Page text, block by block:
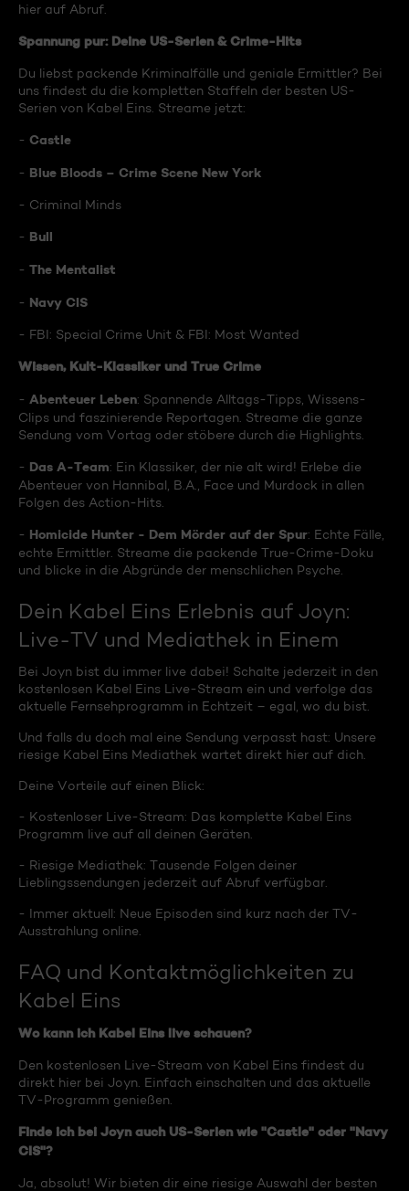
hier auf Abruf.
Spannung pur: Deine US-Serien & Crime-Hits
Du liebst packende Kriminalfälle und geniale Ermittler? Bei
uns findest du die kompletten Staffeln der besten US-
Serien von Kabel Eins. Streame jetzt:
- Castle
- Blue Bloods – Crime Scene New York
- Criminal Minds
- Bull
- The Mentalist
- Navy CIS
- FBI: Special Crime Unit & FBI: Most Wanted
Wissen, Kult-Klassiker und True Crime
- Abenteuer Leben: Spannende Alltags-Tipps, Wissens-
Clips und faszinierende Reportagen. Streame die ganze
Sendung vom Vortag oder stöbere durch die Highlights.
- Das A-Team: Ein Klassiker, der nie alt wird! Erlebe die
Abenteuer von Hannibal, B.A., Face und Murdock in allen
Folgen des Action-Hits.
- Homicide Hunter - Dem Mörder auf der Spur: Echte Fälle,
echte Ermittler. Streame die packende True-Crime-Doku
und blicke in die Abgründe der menschlichen Psyche.
Dein Kabel Eins Erlebnis auf Joyn:
Live-TV und Mediathek in Einem
Bei Joyn bist du immer live dabei! Schalte jederzeit in den
kostenlosen Kabel Eins Live-Stream ein und verfolge das
aktuelle Fernsehprogramm in Echtzeit – egal, wo du bist.
Und falls du doch mal eine Sendung verpasst hast: Unsere
riesige Kabel Eins Mediathek wartet direkt hier auf dich.
Deine Vorteile auf einen Blick:
- Kostenloser Live-Stream: Das komplette Kabel Eins
Programm live auf all deinen Geräten.
- Riesige Mediathek: Tausende Folgen deiner
Lieblingssendungen jederzeit auf Abruf verfügbar.
- Immer aktuell: Neue Episoden sind kurz nach der TV-
Ausstrahlung online.
FAQ und Kontaktmöglichkeiten zu
Kabel Eins
Wo kann ich Kabel Eins live schauen?
Den kostenlosen Live-Stream von Kabel Eins findest du
direkt hier bei Joyn. Einfach einschalten und das aktuelle
TV-Programm genießen.
Finde ich bei Joyn auch US-Serien wie "Castle" oder "Navy
CIS"?
Ja, absolut! Wir bieten dir eine riesige Auswahl der besten